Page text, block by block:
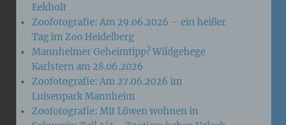
Eekholt
Zoofotografie: Am 29.06.2026 – ein heißer
Tag im Zoo Heidelberg
Mannheimer Geheimtipp? Wildgehege
Karlstern am 28.06.2026
Zoofotografie: Am 27.06.2026 im
Luisenpark Mannheim
Zoofotografie: Mit Löwen wohnen in